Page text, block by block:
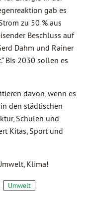
gab es
zu 50 % aus
Beschluss auf
Dahm und Rainer
Bis 2030 sollen es
davon, wenn es
den städtischen
Schulen und
Kitas, Sport und
Klima!
Umwelt